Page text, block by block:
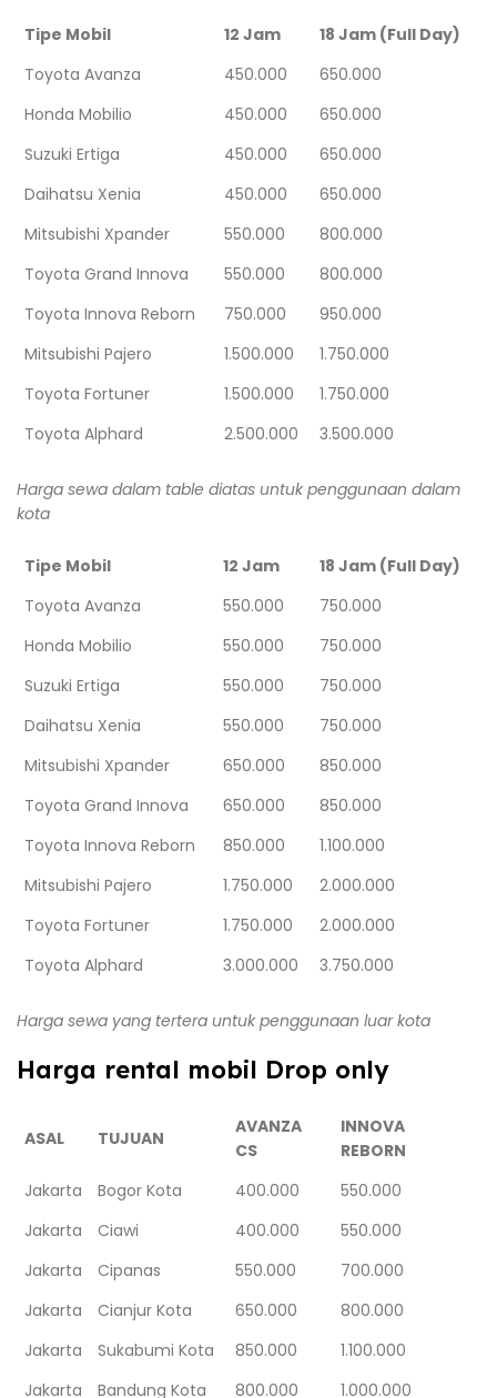
Tipe Mobil 12 Jam
18 Jam (Full Day)
Toyota Avanza
450.000
650.000
Honda Mobilio
450.000
650.000
Suzuki Ertiga
450.000
650.000
Daihatsu Xenia
450.000
650.000
Mitsubishi Xpander
550.000
800.000
Toyota Grand Innova
550.000
800.000
Toyota Innova Reborn
750.000
950.000
Mitsubishi Pajero
1.500.000
1.750.000
Toyota Fortuner
1.500.000
1.750.000
Toyota Alphard
2.500.000 3.500.000
Harga sewa dalam table diatas untuk penggunaan dalam
kota
Tipe Mobil 12 Jam
18 Jam (Full Day)
Toyota Avanza
550.000
750.000
Honda Mobilio
550.000
750.000
Suzuki Ertiga
550.000
750.000
Daihatsu Xenia
550.000
750.000
Mitsubishi Xpander
650.000
850.000
Toyota Grand Innova
650.000
850.000
Toyota Innova Reborn
850.000
1.100.000
Mitsubishi Pajero
1.750.000
2.000.000
Toyota Fortuner
1.750.000
2.000.000
Toyota Alphard
3.000.000 3.750.000
Harga sewa yang tertera untuk penggunaan luar kota
Harga rental mobil Drop only
ASAL TUJUAN
AVANZA
CS
INNOVA
REBORN
Jakarta
Bogor Kota 400.000
550.000
Jakarta
Ciawi 400.000
550.000
Jakarta
Cipanas 550.000
700.000
Jakarta
Cianjur Kota 650.000
800.000
Jakarta
Sukabumi Kota 850.000
1.100.000
Jakarta
Bandung Kota 800.000
1.000.000